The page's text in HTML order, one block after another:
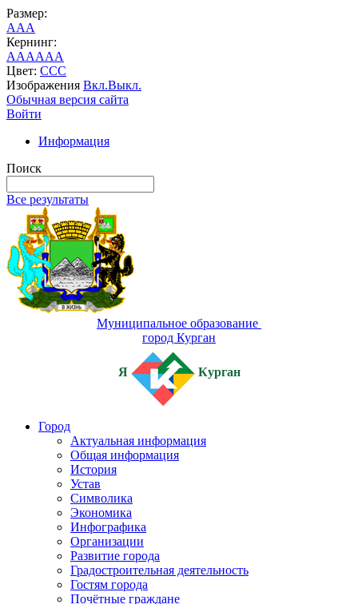
Размер:
AAA
Кернинг:
AAAAAA
Цвет: CCC
Изображения Вкл.Выкл.
Обычная версия сайта
Войти
Информация
Поиск
Все результаты
Муниципальное образование
город Курган
Я Курган
Город
Актуальная информация
Общая информация
История
Устав
Символика
Экономика
Инфографика
Организации
Развитие города
Градостроительная деятельность
Гостям города
Почётные граждане